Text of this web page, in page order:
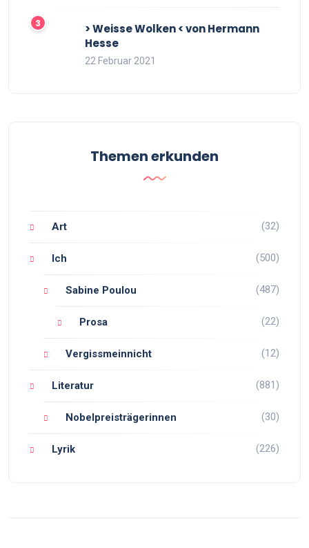
> Weisse Wolken < von Hermann
Hesse
22 Februar 2021
Themen erkunden
Art (32)
Ich (500)
Sabine Poulou (487)
Prosa (22)
Vergissmeinnicht (12)
Literatur (881)
Nobelpreisträgerinnen (30)
Lyrik (226)